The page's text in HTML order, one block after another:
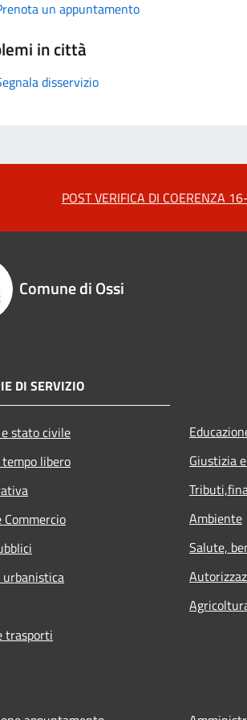
un appuntamento
in città
disservizio
POST VERIFICA DI COERENZA
Comune di Ossi
DI SERVIZIO
stato civile
libero
Commercio
urbanistica
trasporti
Giustizia
Ambiente
Salute,